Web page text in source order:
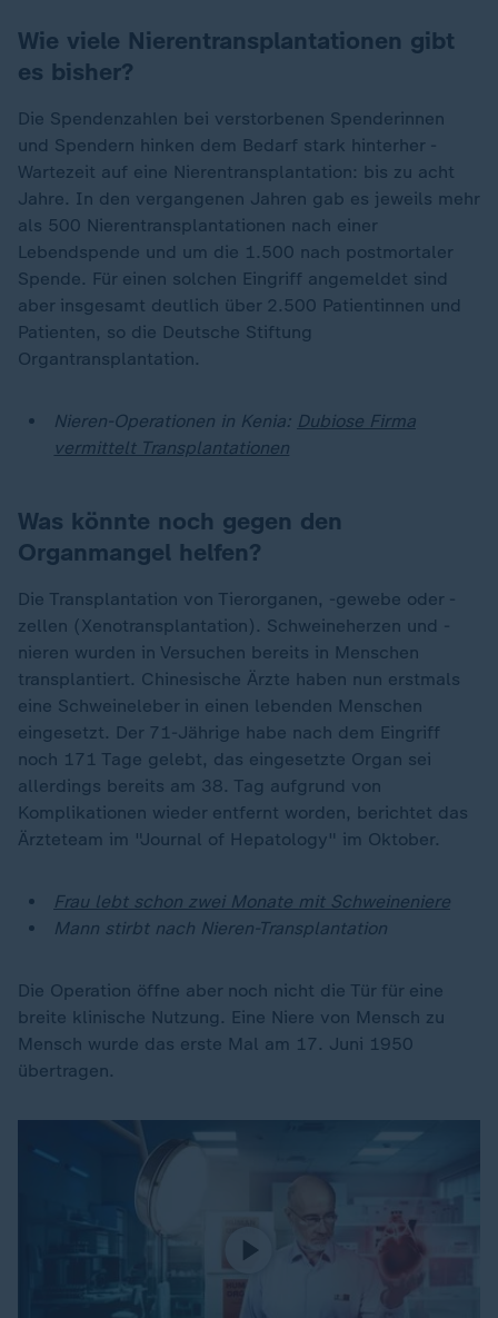
Wie viele Nierentransplantationen gibt
es bisher?
Die Spendenzahlen bei verstorbenen Spenderinnen
und Spendern hinken dem Bedarf stark hinterher -
Wartezeit auf eine Nierentransplantation: bis zu acht
Jahre. In den vergangenen Jahren gab es jeweils mehr
als 500 Nierentransplantationen nach einer
Lebendspende und um die 1.500 nach postmortaler
Spende. Für einen solchen Eingriff angemeldet sind
aber insgesamt deutlich über 2.500 Patientinnen und
Patienten, so die Deutsche Stiftung
Organtransplantation.
Nieren-Operationen in Kenia: Dubiose Firma
vermittelt Transplantationen
Was könnte noch gegen den
Organmangel helfen?
Die Transplantation von Tierorganen, -gewebe oder -
zellen (Xenotransplantation). Schweineherzen und -
nieren wurden in Versuchen bereits in Menschen
transplantiert. Chinesische Ärzte haben nun erstmals
eine Schweineleber in einen lebenden Menschen
eingesetzt. Der 71-Jährige habe nach dem Eingriff
noch 171 Tage gelebt, das eingesetzte Organ sei
allerdings bereits am 38. Tag aufgrund von
Komplikationen wieder entfernt worden, berichtet das
Ärzteteam im "Journal of Hepatology" im Oktober.
Frau lebt schon zwei Monate mit Schweineniere
Mann stirbt nach Nieren-Transplantation
Die Operation öffne aber noch nicht die Tür für eine
breite klinische Nutzung. Eine Niere von Mensch zu
Mensch wurde das erste Mal am 17. Juni 1950
übertragen.